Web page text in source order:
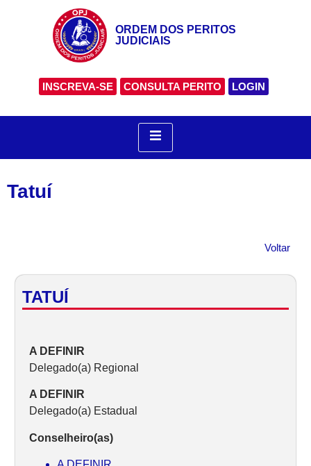
ORDEM DOS PERITOS
JUDICIAIS
INSCREVA-SE CONSULTA PERITO LOGIN
Tatuí
Voltar
TATUÍ
A DEFINIR
Delegado(a) Regional
A DEFINIR
Delegado(a) Estadual
Conselheiro(as)